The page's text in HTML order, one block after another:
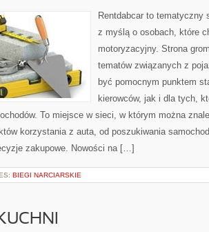
Rentdabcar to tematyczny
z myślą o osobach, które
motoryzacyjny. Strona
tematów związanych z
być pomocnym punktem
kierowców, jak i dla tych,
To miejsce w sieci, w którym można
korzystania z auta, od poszukiwania
zakupowe. Nowości na […]
BIEGI NARCIARSKIE